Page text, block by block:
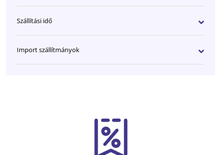
Szállítási idő
Import szállítmányok